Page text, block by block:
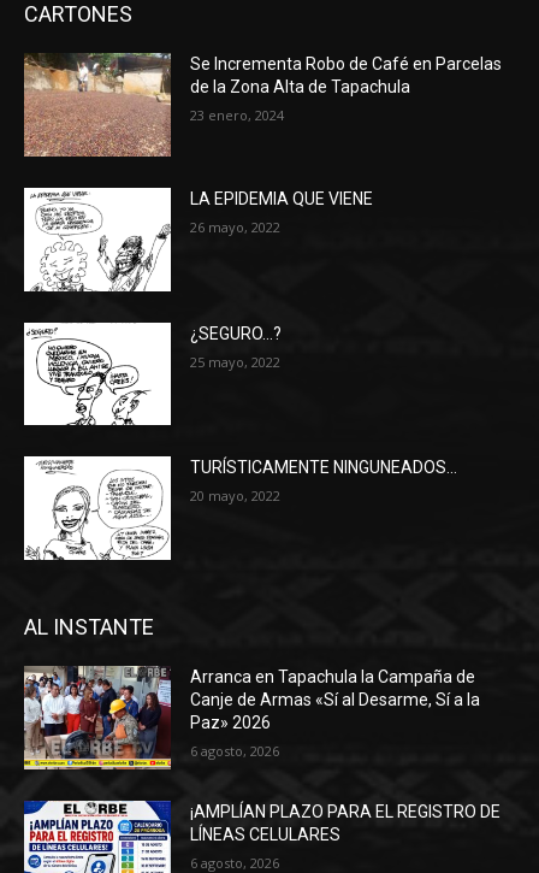
CARTONES
Se Incrementa Robo de Café en Parcelas
de la Zona Alta de Tapachula
23 enero, 2024
LA EPIDEMIA QUE VIENE
26 mayo, 2022
¿SEGURO…?
25 mayo, 2022
TURÍSTICAMENTE NINGUNEADOS…
20 mayo, 2022
AL INSTANTE
Arranca en Tapachula la Campaña de
Canje de Armas «Sí al Desarme, Sí a la
Paz» 2026
6 agosto, 2026
¡AMPLÍAN PLAZO PARA EL REGISTRO DE
LÍNEAS CELULARES
6 agosto, 2026